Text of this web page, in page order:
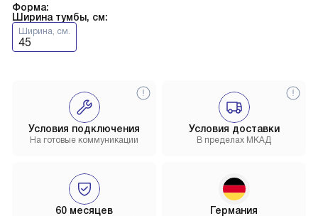
Форма:
Ширина тумбы, см:
Ширина, см.
45
Условия доставки
В пределах МКАД
60 месяцев
Условия подключения
На готовые коммуникации
Германия